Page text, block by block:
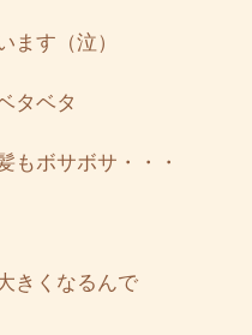
ます（泣）
タベタ
もボサボサ・・・
きくなるんで